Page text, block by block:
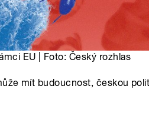
EU | Foto: Český rozhlas
mít budoucnost, českou